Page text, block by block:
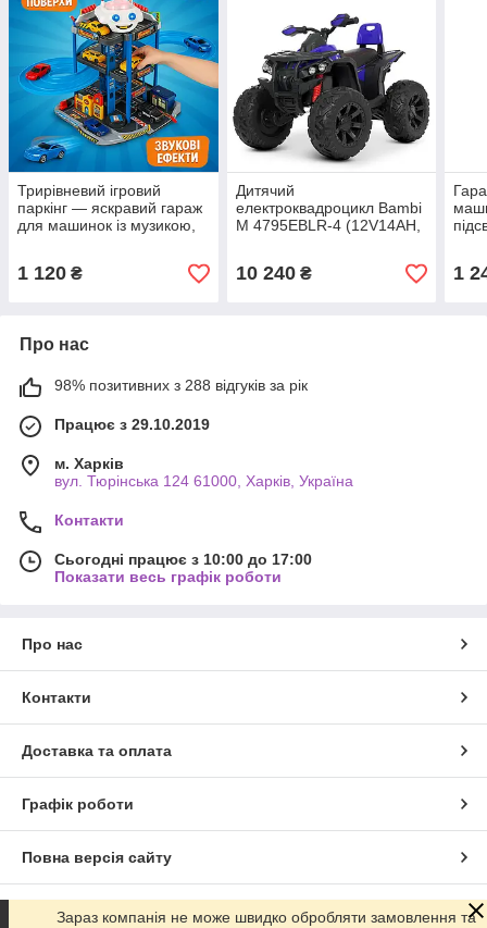
Трирівневий ігровий
паркінг — яскравий гараж
для машинок із музикою,
1 120 ₴
Дитячий
електроквадроцикл Bambi
M 4795EBLR-4 (12V14AH,
10 240₴ 1
Про нас
98% позитивних з 288 відгуків за рік
Працює з 29.10.2019
м. Харків
вул. Тюрінська 124 61000, Харків, Україна
Контакти
Сьогодні працює з 10:00 до 17:00
Показати весь графік роботи
Про нас
Контакти
Доставка та оплата
Графік роботи
Повна версія сайту
Сайт створено на маркетплейсіProm.ua
Зараз компанія не може швидко обробляти замовлення та